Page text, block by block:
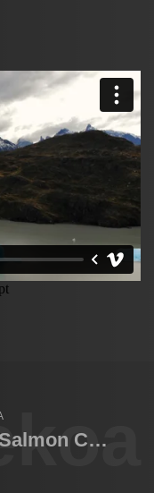
Alaska 2018 Silver Salmon Creek Lodge.